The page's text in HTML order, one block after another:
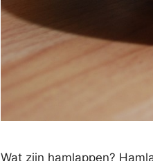
Wat zijn hamlappen?